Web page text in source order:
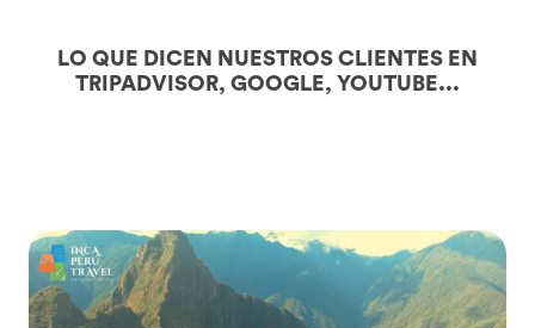
LO QUE DICEN NUESTROS CLIENTES EN
TRIPADVISOR, GOOGLE, YOUTUBE...